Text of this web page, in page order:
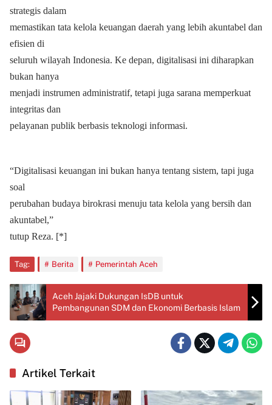
strategis dalam
memastikan tata kelola keuangan daerah yang lebih akuntabel dan
efisien di
seluruh wilayah Indonesia. Ke depan, digitalisasi ini diharapkan
bukan hanya
menjadi instrumen administratif, tetapi juga sarana memperkuat
integritas dan
pelayanan publik berbasis teknologi informasi.
“Digitalisasi keuangan ini bukan hanya tentang sistem, tapi juga
soal
perubahan budaya birokrasi menuju tata kelola yang bersih dan
akuntabel,”
tutup Reza. [*]
Tag: Berita Pemerintah Aceh
Aceh Jajaki Dukungan IsDB untuk
Pembangunan SDM dan Ekonomi Berbasis Islam
Artikel Terkait